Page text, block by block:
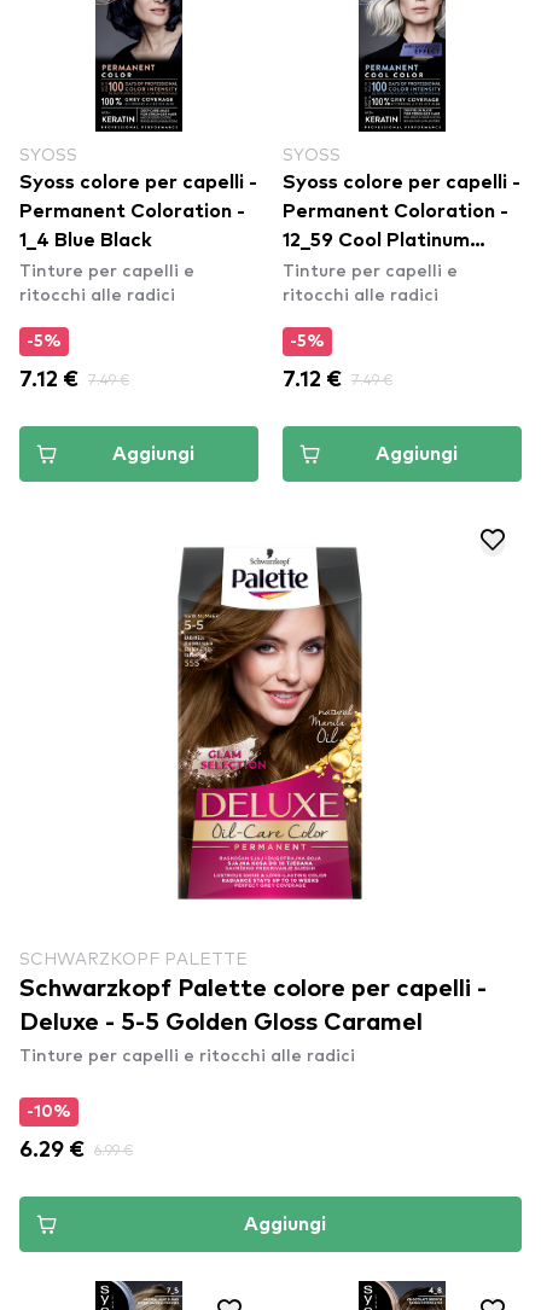
SYOSS
Syoss colore per capelli -
Permanent Coloration -
1_4 Blue Black
Tinture per capelli e
ritocchi alle radici
-5%
7.12 € 7.49 €
Aggiungi
SYOSS
Syoss colore per capelli -
Permanent Coloration -
12_59 Cool Platinum
Blond
Tinture per capelli e
ritocchi alle radici
-5%
7.12 € 7.49 €
Aggiungi
SCHWARZKOPF PALETTE
Schwarzkopf Palette colore per capelli -
Deluxe - 5-5 Golden Gloss Caramel
Tinture per capelli e ritocchi alle radici
-10%
6.29 € 6.99 €
Aggiungi